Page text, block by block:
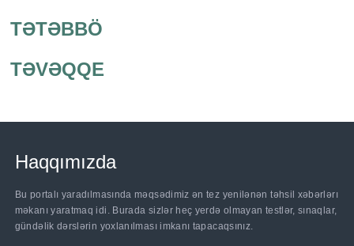
TƏTƏBBÖ
TƏVƏQQE
Haqqımızda
Bu portalı yaradılmasında məqsədimiz ən tez yenilənən təhsil xəbərlərı
məkanı yaratmaq idi. Burada sizlər heç yerdə olmayan testlər, sınaqlar,
gündəlik dərslərin yoxlanılması imkanı tapacaqsınız.